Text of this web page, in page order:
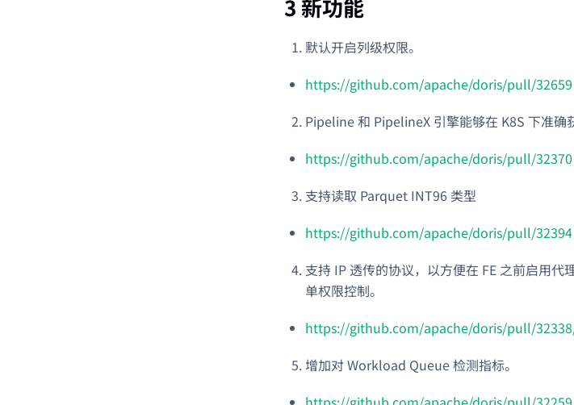
3 新功能
默认开启列级权限。
https://github.com/apache/doris/pull/32659
Pipeline 和 PipelineX 引擎能够在 K8S 下准确
https://github.com/apache/doris/pull/32370
支持读取 Parquet INT96 类型
https://github.com/apache/doris/pull/32394
支持 IP 透传的协议，以方便在 FE 之前启用
单权限控制。
https://github.com/apache/doris/pull/
增加对 Workload Queue 检测指标。